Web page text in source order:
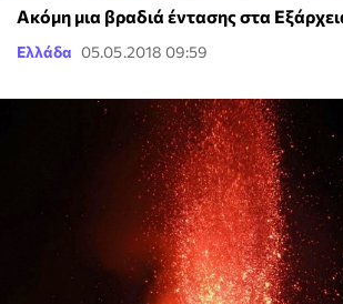
Ακόμη μια βραδιά έντασης στα
Ελλάδα 05.05.2018 09:59